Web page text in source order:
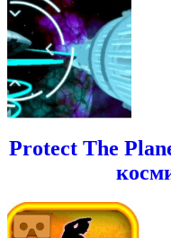
Protect The